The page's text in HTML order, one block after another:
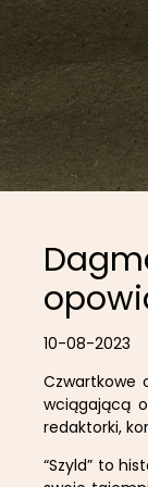
10-08-2023
Czwartkowe
wciągającą
redaktorki,
“Szyld” to